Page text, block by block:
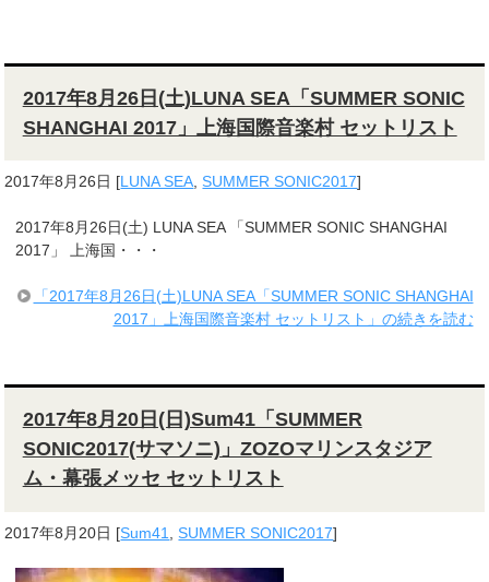
2017年8月26日(土)LUNA SEA「SUMMER SONIC
SHANGHAI 2017」上海国際音楽村 セットリスト
2017年8月26日 [LUNA SEA,SUMMER SONIC2017]
2017年8月26日(土) LUNA SEA 「SUMMER SONIC SHANGHAI
2017」 上海国・・・
「2017年8月26日(土)LUNA SEA「SUMMER SONIC SHANGHAI
2017」上海国際音楽村 セットリスト」の続きを読む
2017年8月20日(日)Sum41「SUMMER
SONIC2017(サマソニ)」ZOZOマリンスタジア
ム・幕張メッセ セットリスト
2017年8月20日 [Sum41 ,SUMMER SONIC2017]